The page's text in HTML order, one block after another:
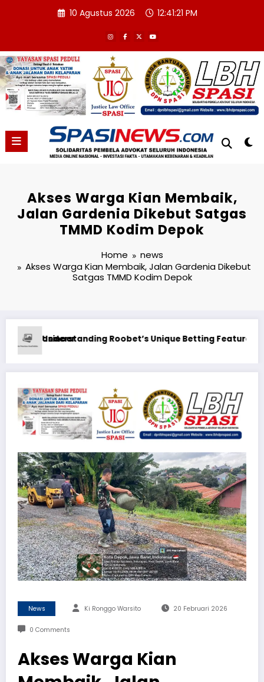
10 Agustus 2026 12:41:22 PM
Akses Warga Kian Membaik,
Jalan Gardenia Dikebut Satgas
TMMD Kodim Depok
Home
news
Akses Warga Kian Membaik, Jalan Gardenia Dikebut
Satgas TMMD Kodim Depok
Betting Features Guide: Välj casino utan svensk
News Ki Ronggo Warsito 20 Februari 2026
0 Comments
Akses Warga Kian